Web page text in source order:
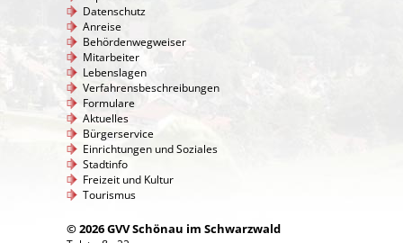
Datenschutz
Anreise
Behördenwegweiser
Mitarbeiter
Lebenslagen
Verfahrensbeschreibungen
Formulare
Aktuelles
Bürgerservice
Einrichtungen und Soziales
Stadtinfo
Freizeit und Kultur
Tourismus
© 2026 GVV Schönau im Schwarzwald